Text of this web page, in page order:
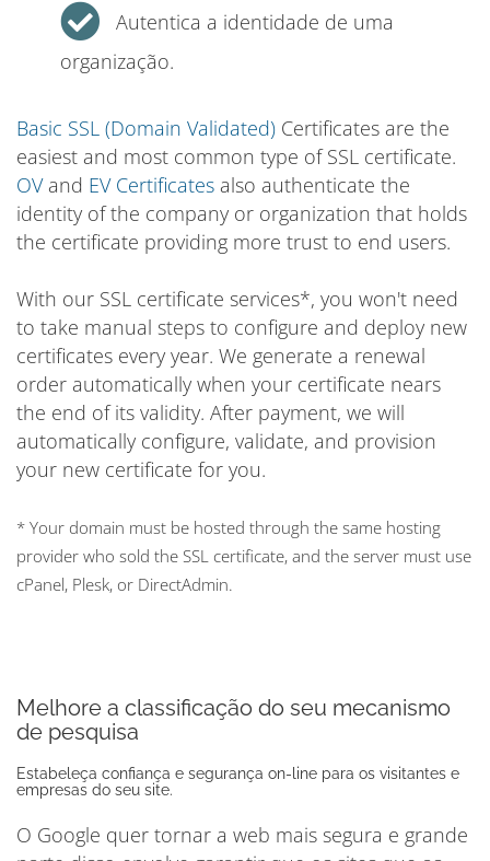
Autentica a identidade de uma
organização.
Basic SSL (Domain Validated) Certificates are the
easiest and most common type of SSL certificate.
OVand EV Certificates also authenticate the
identity of the company or organization that holds
the certificate providing more trust to end users.
With our SSL certificate services*, you won't need
to take manual steps to configure and deploy new
certificates every year. We generate a renewal
order automatically when your certificate nears
the end of its validity. After payment, we will
automatically configure, validate, and provision
your new certificate for you.
* Your domain must be hosted through the same hosting
provider who sold the SSL certificate, and the server must use
cPanel, Plesk, or DirectAdmin.
Melhore a classificação do seu mecanismo
de pesquisa
Estabeleça confiança e segurança on-line para os visitantes e
empresas do seu site.
O Google quer tornar a web mais segura e grande